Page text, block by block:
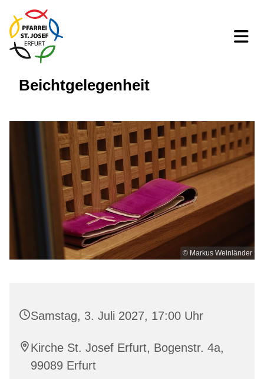
Beichtgelegenheit
© Markus Weinländer
Samstag, 3. Juli 2027, 17:00 Uhr
Kirche St. Josef Erfurt, Bogenstr. 4a,
99089 Erfurt